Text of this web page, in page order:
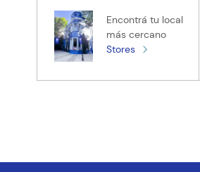
Encontrá tu local
más cercano
Stores